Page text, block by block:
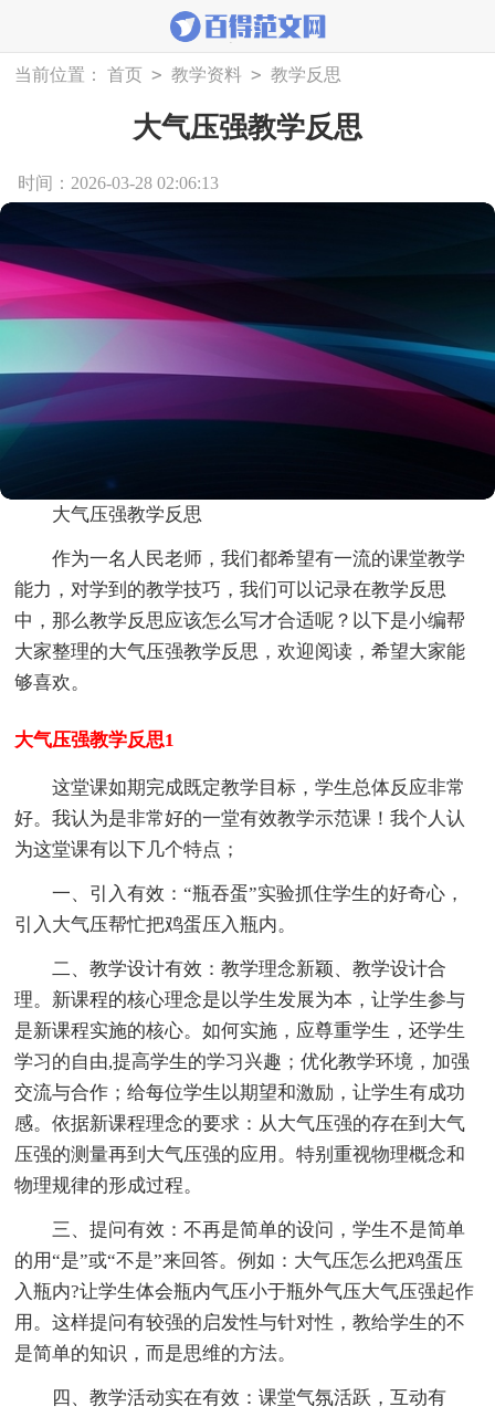
当前位置： 首页 > 教学资料 > 教学反思
大气压强教学反思
时间：2026-03-28 02:06:13
大气压强教学反思
作为一名人民老师，我们都希望有一流的课堂教学
能力，对学到的教学技巧，我们可以记录在教学反思
中，那么教学反思应该怎么写才合适呢？以下是小编帮
大家整理的大气压强教学反思，欢迎阅读，希望大家能
够喜欢。
大气压强教学反思1
这堂课如期完成既定教学目标，学生总体反应非常
好。我认为是非常好的一堂有效教学示范课！我个人认
为这堂课有以下几个特点；
一、引入有效：“瓶吞蛋”实验抓住学生的好奇心，
引入大气压帮忙把鸡蛋压入瓶内。
二、教学设计有效：教学理念新颖、教学设计合
理。新课程的核心理念是以学生发展为本，让学生参与
是新课程实施的核心。如何实施，应尊重学生，还学生
学习的自由,提高学生的学习兴趣；优化教学环境，加强
交流与合作；给每位学生以期望和激励，让学生有成功
感。依据新课程理念的要求：从大气压强的存在到大气
压强的测量再到大气压强的应用。特别重视物理概念和
物理规律的形成过程。
三、提问有效：不再是简单的设问，学生不是简单
的用“是”或“不是”来回答。例如：大气压怎么把鸡蛋压
入瓶内?让学生体会瓶内气压小于瓶外气压大气压强起作
用。这样提问有较强的启发性与针对性，教给学生的不
是简单的知识，而是思维的方法。
四、教学活动实在有效：课堂气氛活跃，互动有